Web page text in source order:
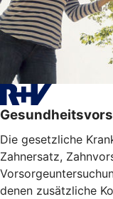
Die gesetzliche
Zahnersatz,
denen zusätzliche